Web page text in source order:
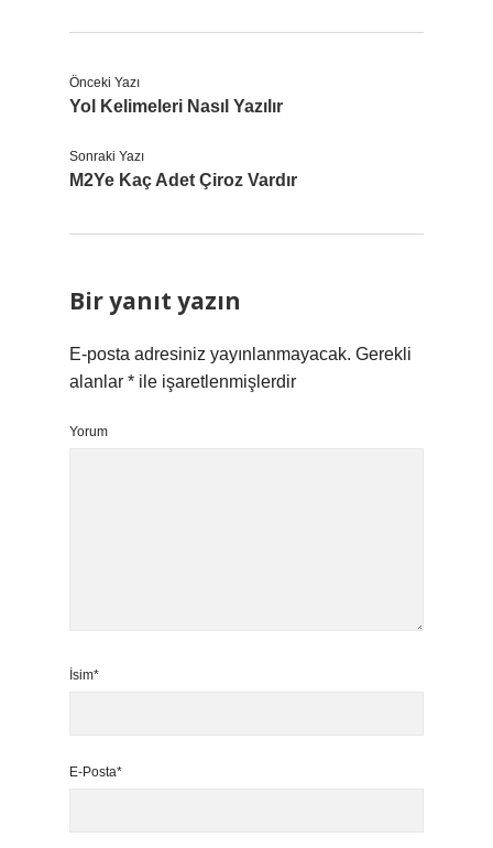
Önceki Yazı
Yol Kelimeleri Nasıl Yazılır
Sonraki Yazı
M2Ye Kaç Adet Çiroz Vardır
Bir yanıt yazın
E-posta adresiniz yayınlanmayacak. Gerekli
alanlar * ile işaretlenmişlerdir
Yorum
İsim*
E-Posta*